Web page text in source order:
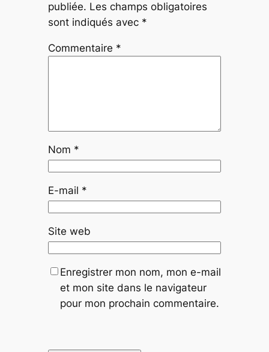
publiée. Les champs obligatoires
sont indiqués avec *
Commentaire *
Nom *
E-mail *
Site web
Enregistrer mon nom, mon e-mail
et mon site dans le navigateur
pour mon prochain commentaire.